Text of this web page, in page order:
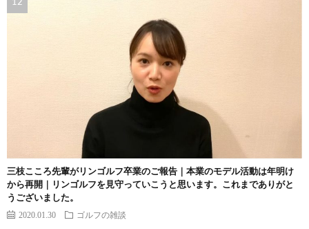
三枝こころ先輩がリンゴルフ卒業のご報告｜本業のモデル活動は年明け
から再開｜リンゴルフを見守っていこうと思います。これまでありがと
うございました。
2020.01.30 ゴルフの雑談